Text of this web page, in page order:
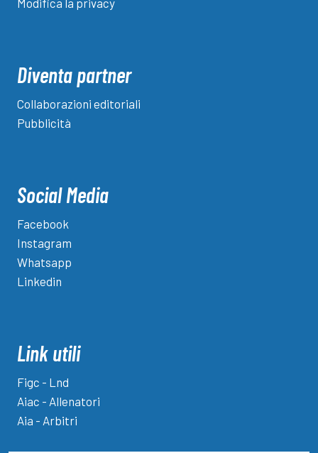
Modifica la privacy
Diventa partner
Collaborazioni editoriali
Pubblicità
Social Media
Facebook
Instagram
Whatsapp
Linkedin
Link utili
Figc - Lnd
Aiac - Allenatori
Aia - Arbitri